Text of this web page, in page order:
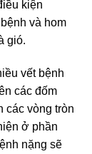
kiện
và hom
gió.
vết bệnh
các đốm
các vòng tròn
ở phần
nặng sẽ